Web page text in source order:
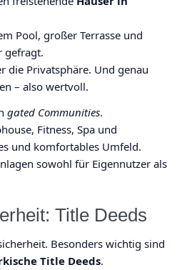
Pool, großer Terrasse und
gefragt.
die Privatsphäre. Und genau
– also wertvoll.
gated Communities.
Fitness, Spa und
und komfortables Umfeld.
sowohl für Eigennutzer als
Title Deeds
Besonders wichtig sind
Title Deeds.